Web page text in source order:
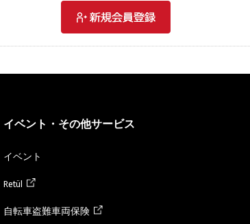
イベント・その他サービス
イベント
Retül
自転車盗難車両保険